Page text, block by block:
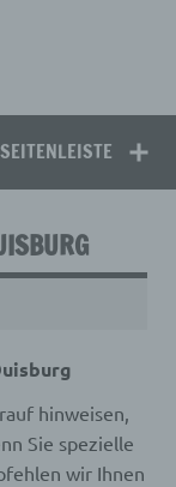
SEITENLEISTE
hinweisen,
Sie spezielle
wir Ihnen